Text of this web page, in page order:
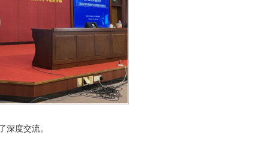
深度交流。